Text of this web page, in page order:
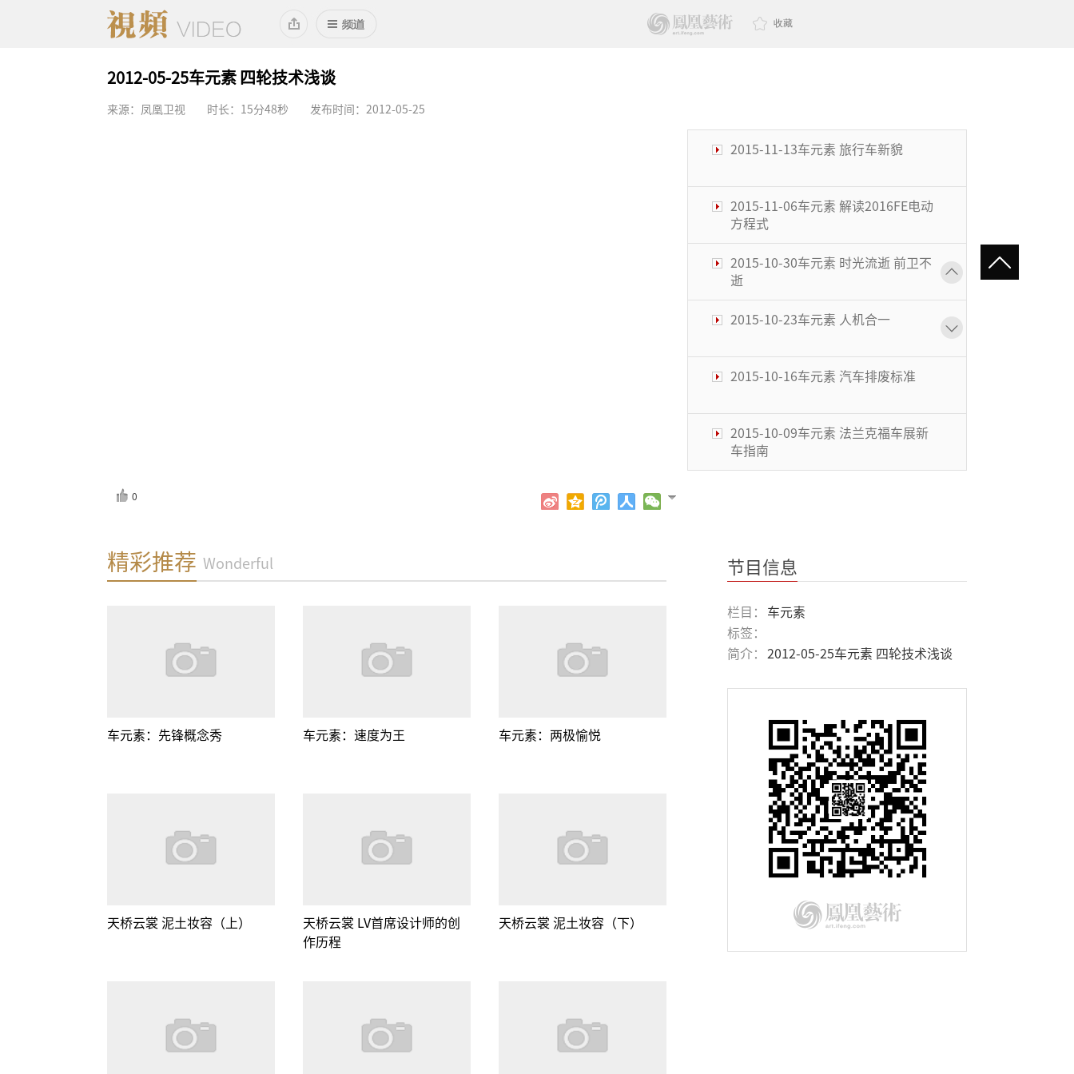
收藏
2012-05-25车元素 四轮技术浅谈
来源：凤凰卫视 时长：15分48秒 发布时间：2012-05-25
2015-11-13车元素 旅行车新貌
2015-11-06车元素 解读2016FE电动
方程式
2015-10-30车元素 时光流逝 前卫不
逝
2015-10-23车元素 人机合一
2015-10-16车元素 汽车排废标准
2015-10-09车元素 法兰克福车展新
车指南
2015-09-18车元素 与众不同 愉悦感
受
2015-09-11车元素 赛车新篇章
2015-08-28车元素 两轮电动车不是
车元素：一级方程式试车手的生活
发布 外形紧绷动感十足
0
精彩推荐 Wonderful
车元素：先锋概念秀 车元素：速度为王 车元素：两极愉悦
天桥云裳 泥土妆容（上）
天桥云裳 LV首席设计师的创
作历程
天桥云裳 泥土妆容（下）
节目信息
栏目：
车元素
标签：
简介：
2012-05-25车元素 四轮技术浅谈